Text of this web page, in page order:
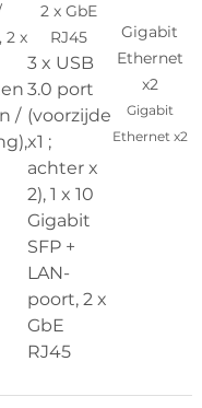
2 x
/
2 x GbE
RJ45
3 x USB
3.0 port
(voorzijde
x1 ;
achter x
2), 1 x 10
Gigabit
SFP +
LAN-
poort, 2 x
GbE
RJ45
Gigabit
Ethernet
x2
Gigabit
Ethernet x2